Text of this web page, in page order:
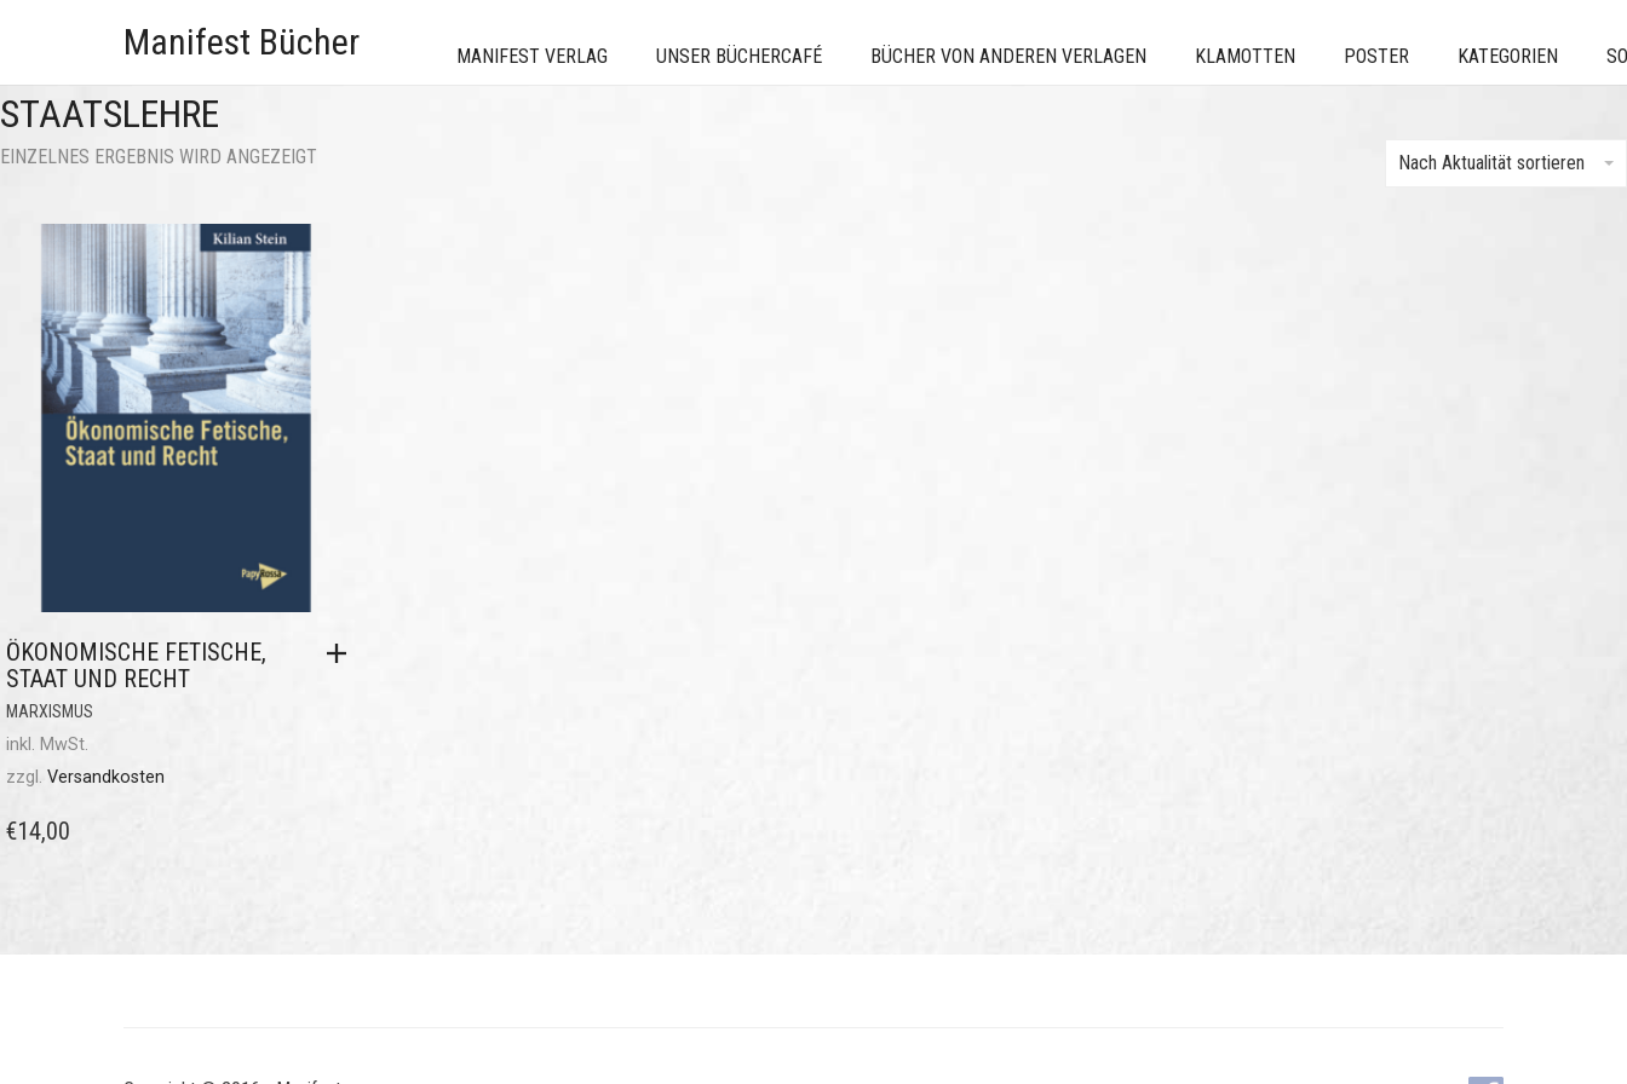
Manifest Bücher MANIFEST VERLAG UNSER BÜCHERCAFÉ BÜCHER VON ANDEREN VERLAGEN KLAMOTTEN POSTER KATEGORIEN
STAATSLEHRE
EINZELNES ERGEBNIS WIRD ANGEZEIGT Nach Aktualität sortieren
ÖKONOMISCHE FETISCHE,
STAAT UND RECHT
MARXISMUS
inkl. MwSt.
zzgl. Versandkosten
€14,00